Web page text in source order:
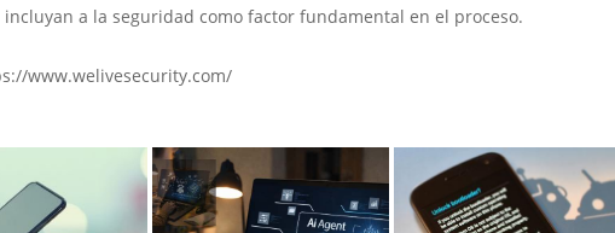
a la seguridad como factor fundamental en el proceso.
www.welivesecurity.com/